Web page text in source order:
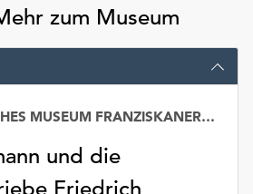
zum Museum
und die
Friedrich
KULTURHISTORISCHES MUSEUM FRANZISKANERKLOSTER